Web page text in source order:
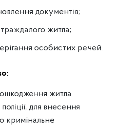
документів;
житла;
особистих речей.
житла
для внесення
кримінальне